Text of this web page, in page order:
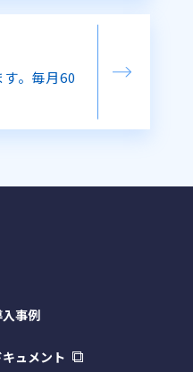
。毎月60
事例
キュメント